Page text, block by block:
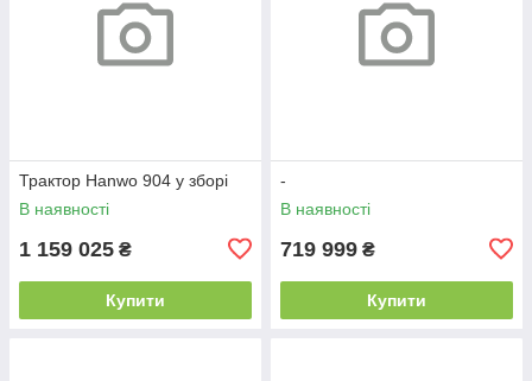
Трактор Hanwo 904 у зборі
В наявності
1 159 025 ₴
Купити
-
В наявності
719 999 ₴
Купити